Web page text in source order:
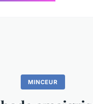
MINCEUR